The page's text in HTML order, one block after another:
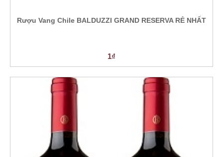
Rượu Vang Chile BALDUZZI GRAND RESERVA RẺ NHẤT
1₫